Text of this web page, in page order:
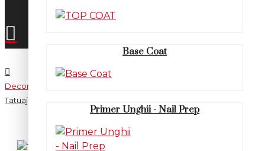
Base Coat
Primer Unghii - Nail Prep
Decor unghii
Tatuaj decor unghii STZ-1056